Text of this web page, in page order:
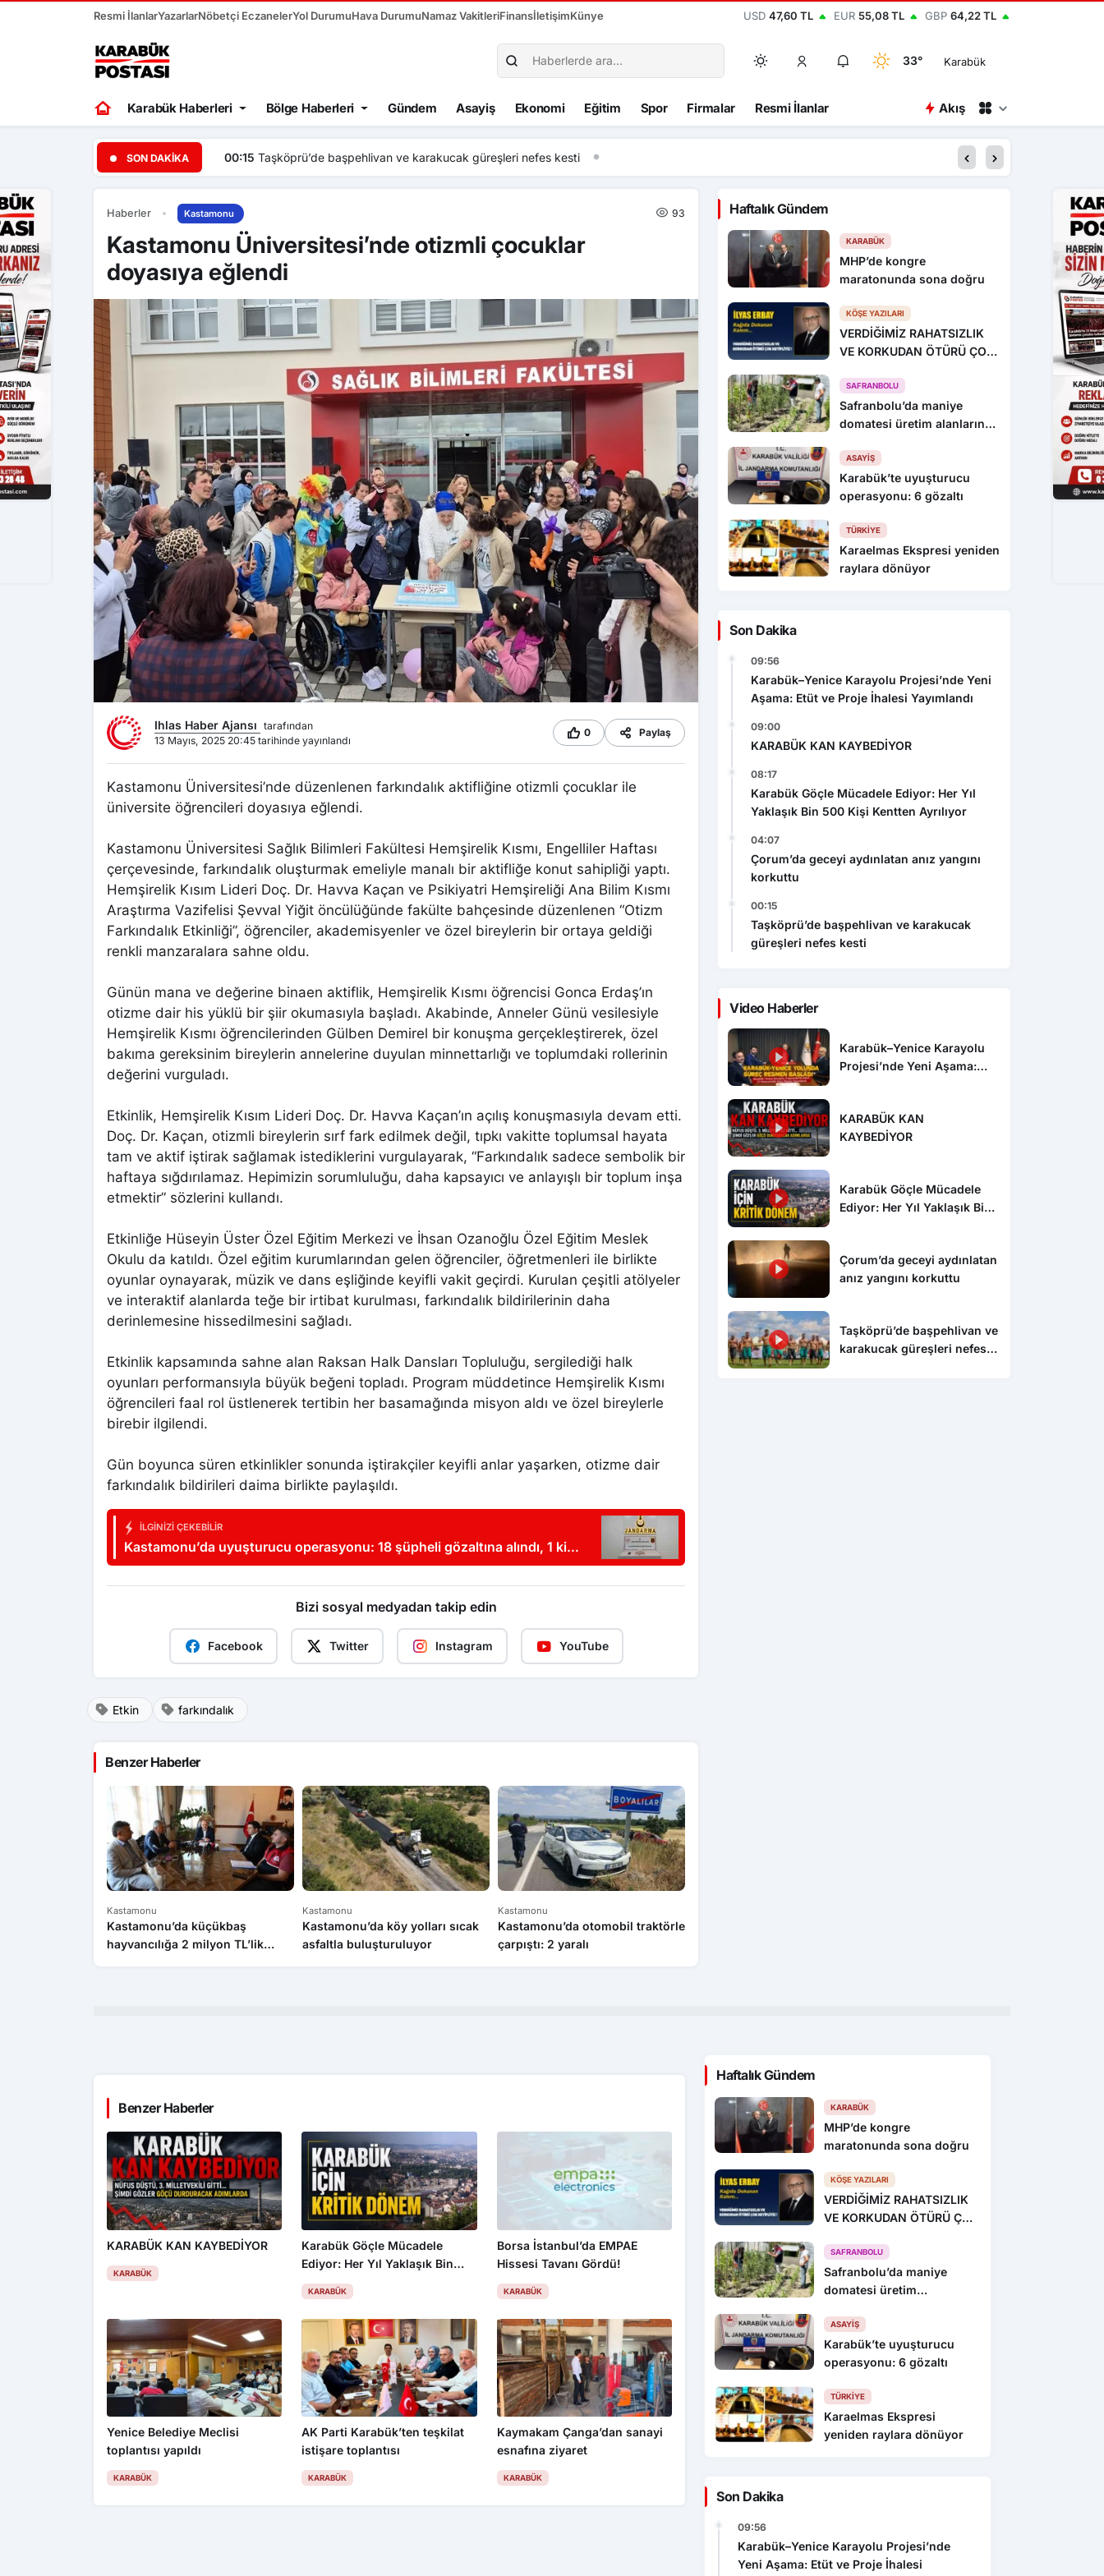
Resmi İlanlarYazarlarNöbetçi EczanelerYol DurumuHava DurumuNamaz VakitleriFinansİletişimKünye USD 47,60 TL EUR 55,08 TL GBP 64,22 TL
33° Karabük
Karabük Haberleri Bölge Haberleri Gündem Asayiş Ekonomi Eğitim Spor Firmalar Resmi İlanlar Akış
SON DAKIKA 00:15 Taşköprü’de başpehlivan ve karakucak güreşleri nefes kesti 20:45 Bolu’da yavru
Haberler Kastamonu 93
Kastamonu Üniversitesi’nde otizmli çocuklar
doyasıya eğlendi
Ihlas Haber Ajansı tarafından
13 Mayıs, 2025 20:45 tarihinde yayınlandı
0 Paylaş
Kastamonu Üniversitesi’nde düzenlenen farkındalık aktifliğine otizmli çocuklar ile
üniversite öğrencileri doyasıya eğlendi.
Kastamonu Üniversitesi Sağlık Bilimleri Fakültesi Hemşirelik Kısmı, Engelliler Haftası
çerçevesinde, farkındalık oluşturmak emeliyle manalı bir aktifliğe konut sahipliği yaptı.
Hemşirelik Kısım Lideri Doç. Dr. Havva Kaçan ve Psikiyatri Hemşireliği Ana Bilim Kısmı
Araştırma Vazifelisi Şevval Yiğit öncülüğünde fakülte bahçesinde düzenlenen “Otizm
Farkındalık Etkinliği”, öğrenciler, akademisyenler ve özel bireylerin bir ortaya geldiği
renkli manzaralara sahne oldu.
Günün mana ve değerine binaen aktiflik, Hemşirelik Kısmı öğrencisi Gonca Erdaş’ın
otizme dair his yüklü bir şiir okumasıyla başladı. Akabinde, Anneler Günü vesilesiyle
Hemşirelik Kısmı öğrencilerinden Gülben Demirel bir konuşma gerçekleştirerek, özel
bakıma gereksinim bireylerin annelerine duyulan minnettarlığı ve toplumdaki rollerinin
değerini vurguladı.
Etkinlik, Hemşirelik Kısım Lideri Doç. Dr. Havva Kaçan’ın açılış konuşmasıyla devam etti.
Doç. Dr. Kaçan, otizmli bireylerin sırf fark edilmek değil, tıpkı vakitte toplumsal hayata
tam ve aktif iştirak sağlamak istediklerini vurgulayarak, “Farkındalık sadece sembolik bir
haftaya sığdırılamaz. Hepimizin sorumluluğu, daha kapsayıcı ve anlayışlı bir toplum inşa
etmektir” sözlerini kullandı.
Etkinliğe Hüseyin Üster Özel Eğitim Merkezi ve İhsan Ozanoğlu Özel Eğitim Meslek
Okulu da katıldı. Özel eğitim kurumlarından gelen öğrenciler, öğretmenleri ile birlikte
oyunlar oynayarak, müzik ve dans eşliğinde keyifli vakit geçirdi. Kurulan çeşitli atölyeler
ve interaktif alanlarda teğe bir irtibat kurulması, farkındalık bildirilerinin daha
derinlemesine hissedilmesini sağladı.
Etkinlik kapsamında sahne alan Raksan Halk Dansları Topluluğu, sergilediği halk
oyunları performansıyla büyük beğeni topladı. Program müddetince Hemşirelik Kısmı
öğrencileri faal rol üstlenerek tertibin her basamağında misyon aldı ve özel bireylerle
birebir ilgilendi.
Gün boyunca süren etkinlikler sonunda iştirakçiler keyifli anlar yaşarken, otizme dair
farkındalık bildirileri daima birlikte paylaşıldı.
İLGINIZI ÇEKEBILIR
Kastamonu’da uyuşturucu operasyonu: 18 şüpheli gözaltına alındı, 1 kişi
tutuklandı
Bizi sosyal medyadan takip edin
Facebook Twitter Instagram YouTube
Etkin farkındalık
Benzer Haberler
Kastamonu
Kastamonu’da küçükbaş
hayvancılığa 2 milyon TL’lik
Kastamonu
Kastamonu’da köy yolları sıcak
asfaltla buluşturuluyor
Kastamonu
Kastamonu’da otomobil traktörle
çarpıştı: 2 yaralı
Haftalık Gündem
KARABÜK
MHP’de kongre
maratonunda sona doğru
KÖŞE YAZILARI
VERDİĞİMİZ RAHATSIZLIK
VE KORKUDAN ÖTÜRÜ ÇOK
SAFRANBOLU
Safranbolu’da maniye
domatesi üretim alanlarında
ASAYIŞ
Karabük’te uyuşturucu
operasyonu: 6 gözaltı
TÜRKIYE
Karaelmas Ekspresi yeniden
raylara dönüyor
Son Dakika
09:56
Karabük–Yenice Karayolu Projesi’nde Yeni
Aşama: Etüt ve Proje İhalesi Yayımlandı
09:00
KARABÜK KAN KAYBEDİYOR
08:17
Karabük Göçle Mücadele Ediyor: Her Yıl
Yaklaşık Bin 500 Kişi Kentten Ayrılıyor
04:07
Çorum’da geceyi aydınlatan anız yangını
korkuttu
00:15
Taşköprü’de başpehlivan ve karakucak
güreşleri nefes kesti
Video Haberler
Karabük–Yenice Karayolu
Projesi’nde Yeni Aşama:
KARABÜK KAN
KAYBEDİYOR
Karabük Göçle Mücadele
Ediyor: Her Yıl Yaklaşık Bin
Çorum’da geceyi aydınlatan
anız yangını korkuttu
Taşköprü’de başpehlivan ve
karakucak güreşleri nefes
Benzer Haberler
KARABÜK KAN KAYBEDİYOR
KARABÜK
Karabük Göçle Mücadele
Ediyor: Her Yıl Yaklaşık Bin
500 Kişi Kentten Ayrılıyor
KARABÜK
Borsa İstanbul’da EMPAE
Hissesi Tavanı Gördü!
KARABÜK
Yenice Belediye Meclisi
toplantısı yapıldı
KARABÜK
AK Parti Karabük’ten teşkilat
istişare toplantısı
KARABÜK
Kaymakam Çanga’dan sanayi
esnafına ziyaret
KARABÜK
Haftalık Gündem
KARABÜK
MHP’de kongre
maratonunda sona doğru
KÖŞE YAZILARI
VERDİĞİMİZ RAHATSIZLIK
VE KORKUDAN ÖTÜRÜ ÇOK
SAFRANBOLU
Safranbolu’da maniye
domatesi üretim
ASAYIŞ
Karabük’te uyuşturucu
operasyonu: 6 gözaltı
TÜRKIYE
Karaelmas Ekspresi
yeniden raylara dönüyor
Son Dakika
09:56
Karabük–Yenice Karayolu Projesi’nde
Yeni Aşama: Etüt ve Proje İhalesi